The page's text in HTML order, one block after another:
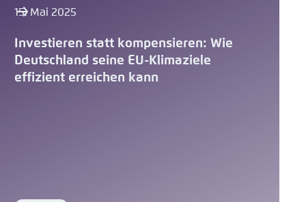
15. Mai 2025
Investieren statt kompensieren: Wie
Deutschland seine EU-Klimaziele
effizient erreichen kann